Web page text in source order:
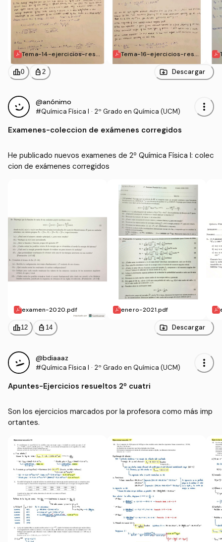
Tema-14-ejercicios-resu
Tema-16-ejercicios-resu
leaderboard0 personal_bag 2 Descargar
@anónimo
#Química Física I · 2º Grado en Química (UCM) more_vert
Examenes-coleccion de exámenes corregidos
He publicado nuevos examenes de 2º Química Física I: colec
cion de exámenes corregidos
examen-2020.pdf enero-2021.pdf
leaderboard12 personal_bag 14 Descargar
@bdiaaaz
#Química Física I · 2º Grado en Química (UCM) more_vert
Apuntes-Ejercicios resueltos 2º cuatri
Son los ejercicios marcados por la profesora como más imp
ortantes.